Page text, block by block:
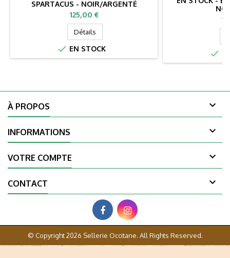
SPARTACUS - NOIR/ARGENTÉ
Prix
125,00 €
Détails
 EN STOCK 
À PROPOS 
INFORMATIONS 
VOTRE COMPTE 
CONTACT 
© Copyright 2026 Sellerie Occitane. All Rights Reserved.